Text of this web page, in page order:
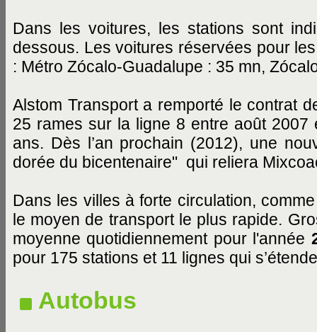
Dans les voitures, les stations sont
dessous. Les voitures réservées pour
: Métro Zócalo-Guadalupe : 35 mn,
Alstom Transport a remporté le contrat
25 rames sur la ligne 8 entre août
ans. Dès l’an prochain (2012), une
dorée du bicentenaire" qui reliera
Dans les villes à forte circulation,
le moyen de transport le plus rapide.
moyenne quotidiennement pour l'année
pour 175 stations et 11 lignes qui
Autobus